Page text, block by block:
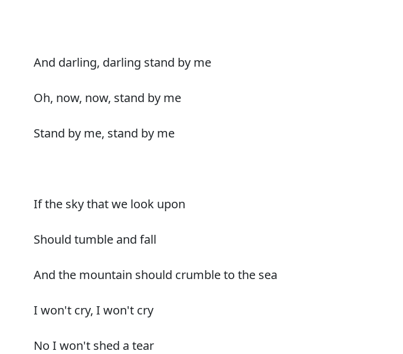
And darling, darling stand by me
Oh, now, now, stand by me
Stand by me, stand by me
If the sky that we look upon
Should tumble and fall
And the mountain should crumble to the sea
I won't cry, I won't cry
No I won't shed a tear